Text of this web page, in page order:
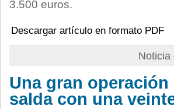
3.500 euros.
Descargar artículo en formato PDF
Noticia
Una gran
salda con una